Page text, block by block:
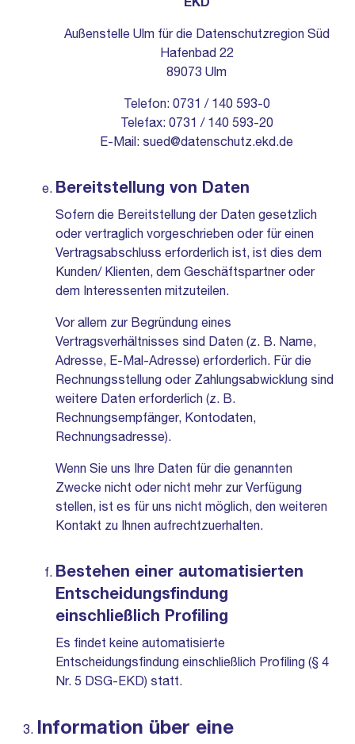
EKD
Außenstelle Ulm für die Datenschutzregion Süd
Hafenbad 22
89073 Ulm
Telefon: 0731 / 140 593-0
Telefax: 0731 / 140 593-20
E-Mail: sued@datenschutz.ekd.de
Bereitstellung von Daten
Sofern die Bereitstellung der Daten gesetzlich
oder vertraglich vorgeschrieben oder für einen
Vertragsabschluss erforderlich ist, ist dies dem
Kunden/ Klienten, dem Geschäftspartner oder
dem Interessenten mitzuteilen.
Vor allem zur Begründung eines
Vertragsverhältnisses sind Daten (z. B. Name,
Adresse, E-Mal-Adresse) erforderlich. Für die
Rechnungsstellung oder Zahlungsabwicklung sind
weitere Daten erforderlich (z. B.
Rechnungsempfänger, Kontodaten,
Rechnungsadresse).
Wenn Sie uns Ihre Daten für die genannten
Zwecke nicht oder nicht mehr zur Verfügung
stellen, ist es für uns nicht möglich, den weiteren
Kontakt zu Ihnen aufrechtzuerhalten.
Bestehen einer automatisierten
Entscheidungsfindung
einschließlich Profiling
Es findet keine automatisierte
Entscheidungsfindung einschließlich Profiling (§ 4
Nr. 5 DSG-EKD) statt.
Information über eine